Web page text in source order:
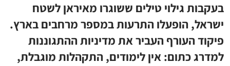
בעקבות גילוי טילים ששוגרו מאיראן לשטח
ישראל, הופעלו התרעות במספר מרחבים בארץ.
פיקוד העורף העביר את מדיניות ההתגוננות
למדרג כתום: אין לימודים, התקהלות מוגבלת,